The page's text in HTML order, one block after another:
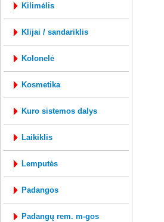
kilimėlis
klijai / sandariklis
kolonelė
kosmetika
kuro sistemos dalys
laikiklis
lemputės
padangos
padangų rem. m-gos